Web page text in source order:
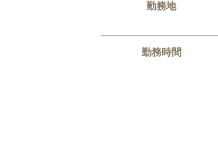
勤務地
勤務時間